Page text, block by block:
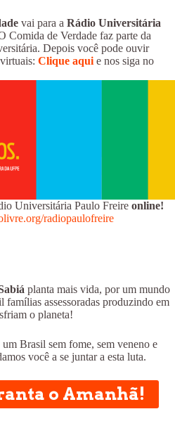
vai para a Rádio Universitária
Comida de Verdade faz parte da
Depois você pode ouvir
Clique aqui e nos siga no
Universitária Paulo Freire online!
radiopaulofreire
planta mais vida, por um mundo
famílias assessoradas produzindo em
o planeta!
Brasil sem fome, sem veneno e
você a se juntar a esta luta.
o Amanhã!